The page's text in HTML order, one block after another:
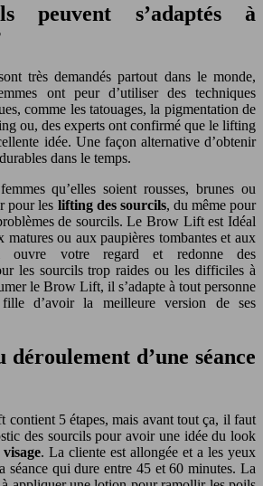
peuvent s’adaptés à
très demandés partout dans le monde,
ont peur d’utiliser des techniques
comme les tatouages, la pigmentation de
ou, des experts ont confirmé que le lifting
idée. Une façon alternative d’obtenir
dans le temps.
qu’elles soient rousses, brunes ou
pour les lifting des sourcils, du même pour
de sourcils. Le Brow Lift est Idéal
matures ou aux paupières tombantes et aux
ouvre votre regard et redonne des
les sourcils trop raides ou les difficiles à
le Brow Lift, il s’adapte à tout personne
d’avoir la meilleure version de ses
déroulement d’une séance
5 étapes, mais avant tout ça, il faut
des sourcils pour avoir une idée du look
. La cliente est allongée et a les yeux
séance qui dure entre 45 et 60 minutes. La